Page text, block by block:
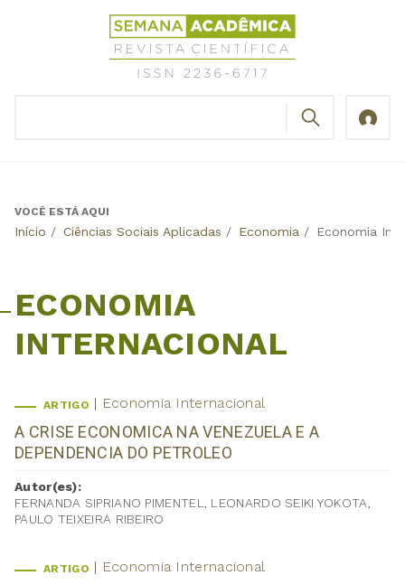
Revista
Científica
Semana
Back
VOCÊ ESTÁ AQUI
Início / Ciências Sociais Aplicadas / Economia / Economia
ECONOMIA
INTERNACIONAL
ARTIGO Economia Internacional
A CRISE ECONOMICA NA VENEZUELA E A
DEPENDENCIA DO PETROLEO
Autor(es):
FERNANDA SIPRIANO PIMENTEL, LEONARDO SEIKI YOKOTA,
PAULO TEIXEIRA RIBEIRO
ARTIGO Economia Internacional